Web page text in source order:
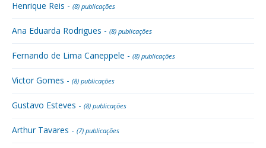
Henrique Reis - (8) publicações
Ana Eduarda Rodrigues - (8) publicações
Fernando de Lima Caneppele - (8) publicações
Victor Gomes - (8) publicações
Gustavo Esteves - (8) publicações
Arthur Tavares - (7) publicações